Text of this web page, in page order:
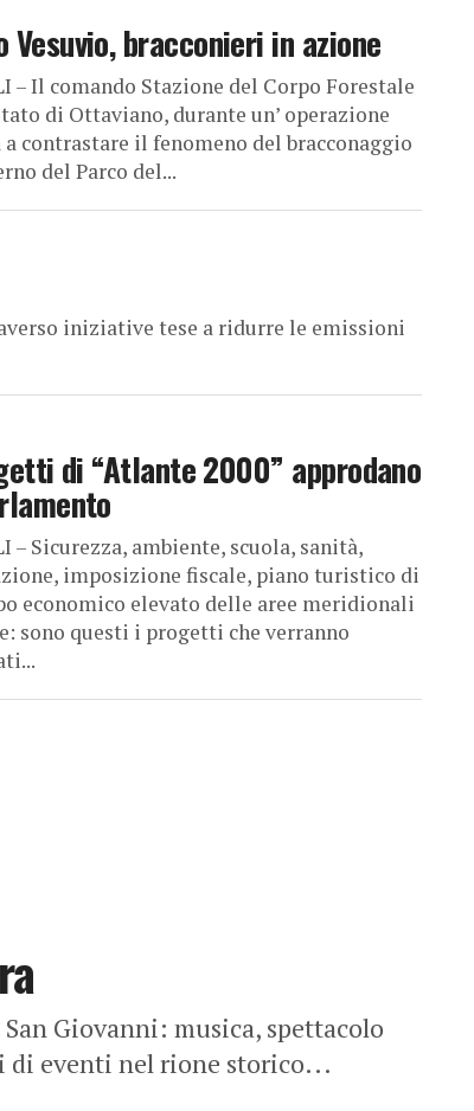
Vesuvio, bracconieri in azione
– Il comando Stazione del Corpo Forestale
di Ottaviano, durante un’ operazione
contrastare il fenomeno del bracconaggio
del Parco del...
iniziative tese a ridurre le emissioni
di “Atlante 2000” approdano
– Sicurezza, ambiente, scuola, sanità,
imposizione fiscale, piano turistico di
economico elevato delle aree meridionali
sono questi i progetti che verranno
Giovanni: musica, spettacolo
eventi nel rione storico...